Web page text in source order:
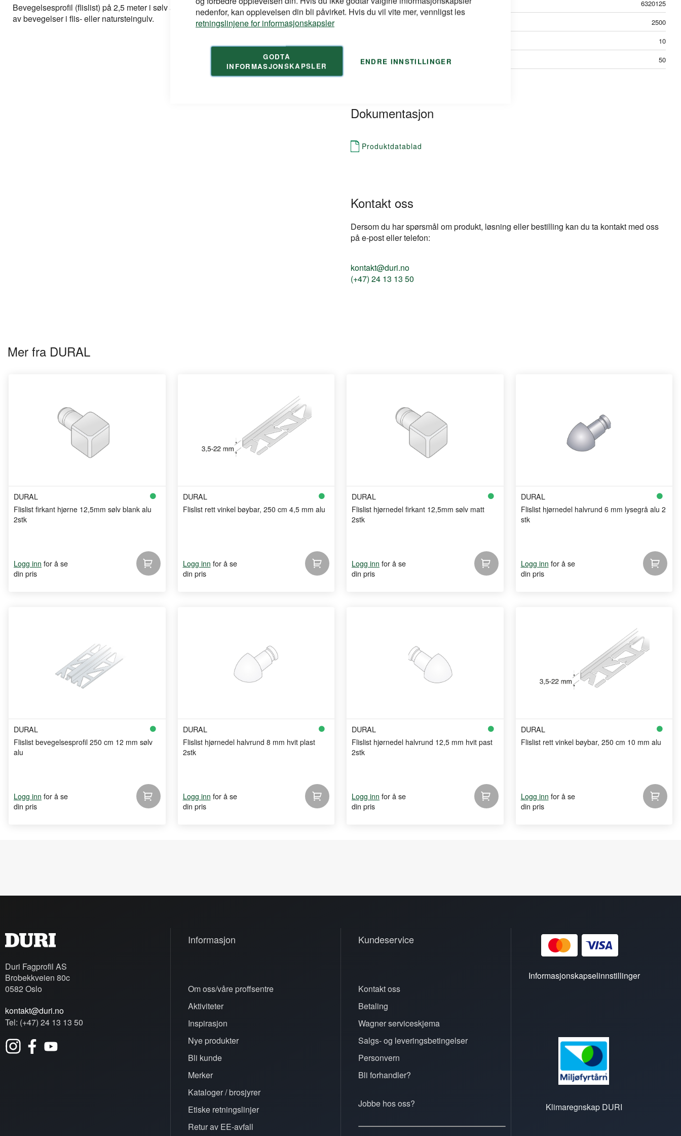
nedenfor, kan opplevelsen din bli påvirket. Hvis du vil vite mer, vennligst les
retningslinjene for informasjonskapsler
GODTA
INFORMASJONSKAPSLER
ENDRE INNSTILLINGER
bildegalleri
Bevegelsesprofil (flislist) på 2,5 meter i sølv aluminium matt. 10 mm bredde. For opptak
av bevegelser i flis- eller natursteingulv.
Artikkelnr
6320125
2500
10
Bredde mm
50
Dokumentasjon
Produktdatablad
Kontakt oss
Dersom du har spørsmål om produkt, løsning eller bestilling kan du ta kontakt med oss
på e-post eller telefon:
kontakt@duri.no
(+47) 24 13 13 50
Mer fra DURAL
DURAL
Flislist firkant hjørne 12,5mm sølv blank alu
2stk
Logg inn for å se
din pris
DURAL
Flislist rett vinkel bøybar, 250 cm 4,5 mm alu
Logg inn for å se
din pris
DURAL
Flislist hjørnedel firkant 12,5mm sølv matt
2stk
Logg inn for å se
din pris
DURAL
Flislist hjørnedel halvrund 6 mm lysegrå alu 2
stk
Logg inn for å se
din pris
DURAL
Flislist bevegelsesprofil 250 cm 12 mm sølv
alu
Logg inn for å se
din pris
DURAL
Flislist hjørnedel halvrund 8 mm hvit plast
2stk
Logg inn for å se
din pris
DURAL
Flislist hjørnedel halvrund 12,5 mm hvit past
2stk
Logg inn for å se
din pris
DURAL
Flislist rett vinkel bøybar, 250 cm 10 mm alu
Logg inn for å se
din pris
Duri Fagprofil AS
Brobekkveien 80c
0582 Oslo
kontakt@duri.no
Tel: (+47) 24 13 13 50
Informasjon
Om oss/våre proffsentre
Aktiviteter
Inspirasjon
Nye produkter
Bli kunde
Merker
Kataloger / brosjyrer
Etiske retningslinjer
Retur av EE-avfall
Kundeservice
Kontakt oss
Betaling
Wagner serviceskjema
Salgs- og leveringsbetingelser
Personvern
Bli forhandler?
Jobbe hos oss?
Informasjonskapselinnstillinger
Klimaregnskap DURI